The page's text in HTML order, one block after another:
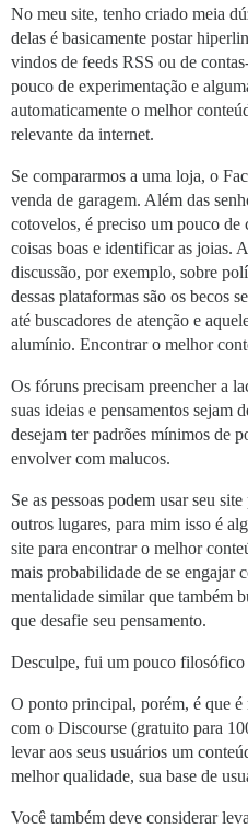
No meu site, tenho criado meia
delas é basicamente postar
vindos de feeds RSS ou de
pouco de experimentação e
automaticamente o melhor
relevante da internet.
Se compararmos a uma loja, o
venda de garagem. Além das
cotovelos, é preciso um pouco de
coisas boas e identificar as joias.
discussão, por exemplo, sobre
dessas plataformas são os becos
até buscadores de atenção e
alumínio. Encontrar o melhor
Os fóruns precisam preencher a
suas ideias e pensamentos sejam
desejam ter padrões mínimos de
envolver com malucos.
Se as pessoas podem usar seu
outros lugares, para mim isso é
site para encontrar o melhor
mais probabilidade de se engajar
mentalidade similar que também
que desafie seu pensamento.
Desculpe, fui um pouco filosófico
O ponto principal, porém, é que
com o Discourse (gratuito para
levar aos seus usuários um
melhor qualidade, sua base de
Você também deve considerar